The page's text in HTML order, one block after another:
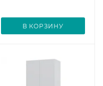
В КОРЗИНУ